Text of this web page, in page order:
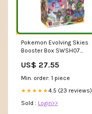
Pokemon Evolving Skies
Booster Box SWSH07
US$ 27.55
Min. order: 1 piece
★★★★★4.5 (23 reviews)
Sold : Login>>